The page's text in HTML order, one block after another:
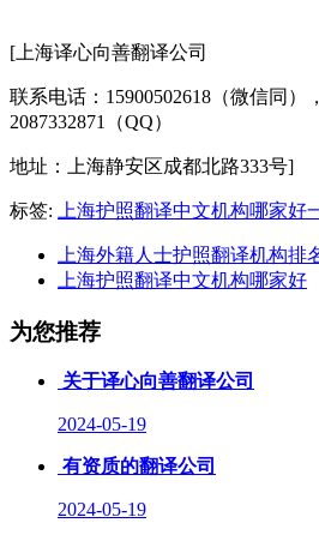
[上海译心向善翻译公司
联系电话：15900502618（微信同）
2087332871（QQ）
地址：上海静安区成都北路333号]
标签: 上海护照翻译中文机构哪家好
上海外籍人士护照翻译机构排
上海护照翻译中文机构哪家好
为您推荐
关于译心向善翻译公司
2024-05-19
有资质的翻译公司
2024-05-19